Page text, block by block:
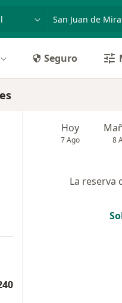
o nombre
Seguro
Hoy
7 Ago 8
La reserva